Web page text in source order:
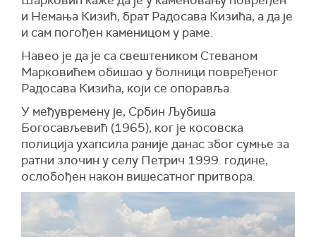
и Немања Кизић, брат Радосава Кизића, а да је
и сам погођен каменицом у раме.
Навео је да је са свештеником Стеваном
Марковићем обишао у болници повређеног
Радосава Кизића, који се опоравља.
У међувремену је, Србин Љубиша
Богосављевић (1965), ког је косовска
полиција ухапсила раније данас због сумње за
ратни злочин у селу Петрич 1999. године,
ослобођен након вишесатног притвора.